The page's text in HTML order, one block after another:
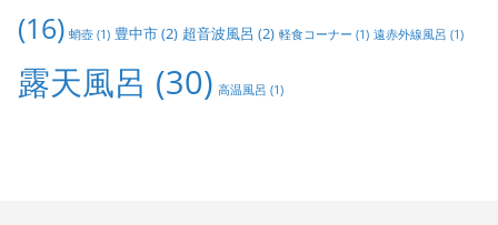
(16) 蛸壺 (1) 豊中市(2) 超音波風呂 (2) 軽食コーナー (1) 遠赤外線風呂 (1)
露天風呂 (30) 高温風呂 (1)